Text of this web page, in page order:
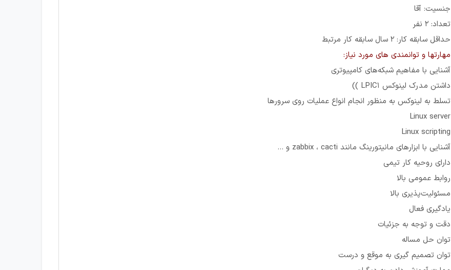
جنسیت: آقا
تعداد: 2 نفر
حداقل سابقه کار: 2 سال سابقه کار مرتبط
مهارتها و توانمندی های مورد نیاز:
آشنایی با مفاهیم شبکه‌های کامپیوتری
داشتن مدرک لینوکس LPIC1 ))
تسلط به لینوکس به منظور انجام انواع عملیات روی سرورها
Linux server
Linux scripting
آشنایی با ابزارهای مانیتورینگ مانند zabbix ، cacti و ...
دارای روحیه کار تیمی
روابط عمومی بالا
مسئولیت‌پذیری بالا
یادگیری فعال
دقت و توجه به جزئیات
توان حل مساله
توان تصمیم گیری به موقع و درست